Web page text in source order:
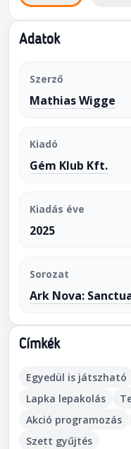
Adatok
Szerző
Mathias Wigge
Kiadó
Gém Klub Kft.
Kiadás éve
2025
Sorozat
Ark Nova:
Címkék
Egyedül is játszható
Lapka lepakolás
Akció programozás
Szett gyűjtés